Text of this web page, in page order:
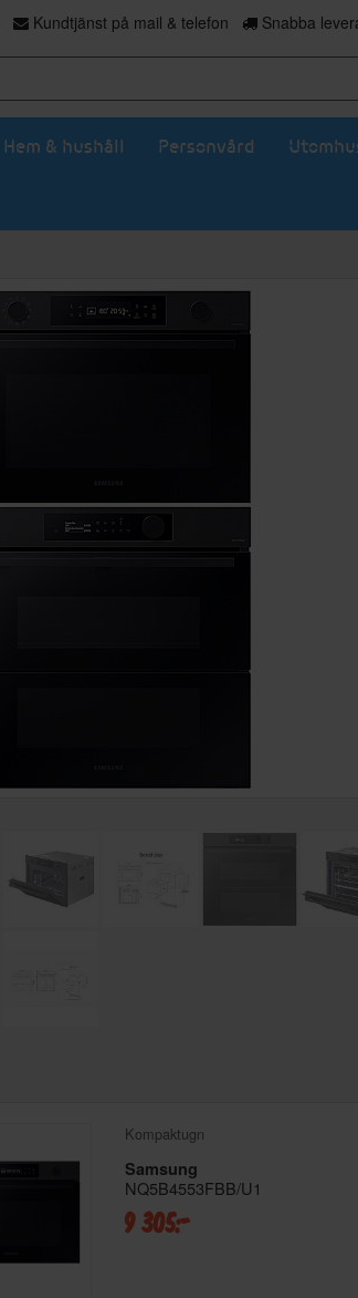
Kundtjänst på mail & telefon Snabba
Hem & hushåll Personvård
Kompaktugn
Samsung
NQ5B4553FBB/U1
9 305:-